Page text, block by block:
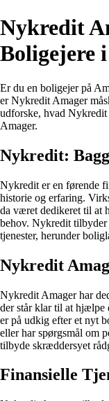
Nykredit
Boligejere
Er du en boligejer på
er Nykredit Amager
udforske, hvad
Amager.
Nykredit:
Nykredit er en førende
historie og erfaring.
da været dedikeret til at
behov. Nykredit tilbyder
tjenester, herunder
Nykredit
Nykredit Amager har
der står klar til at hjælpe
er på udkig efter et nyt
eller har spørgsmål om
tilbyde skræddersyet
Finansielle